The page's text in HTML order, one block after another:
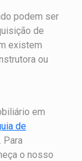
podem ser
de
existem
ou
em
de
. Para
o nosso